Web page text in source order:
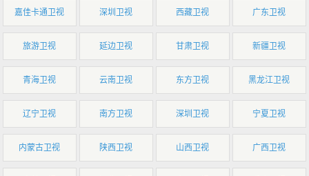
嘉佳卡通卫视 深圳卫视 西藏卫视 广东卫视
旅游卫视 延边卫视 甘肃卫视 新疆卫视
青海卫视 云南卫视 东方卫视 黑龙江卫视
辽宁卫视 南方卫视 深圳卫视 宁夏卫视
内蒙古卫视 陕西卫视 山西卫视 广西卫视